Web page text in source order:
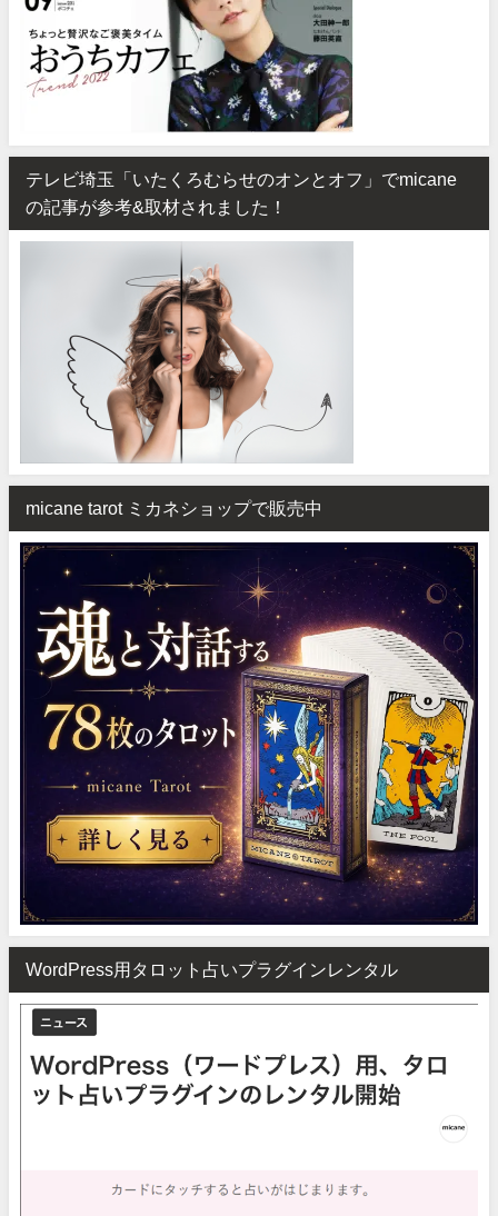
テレビ埼玉「いたくろむらせのオンとオフ」でmicane
の記事が参考&取材されました！
micane tarot ミカネショップで販売中
WordPress用タロット占いプラグインレンタル